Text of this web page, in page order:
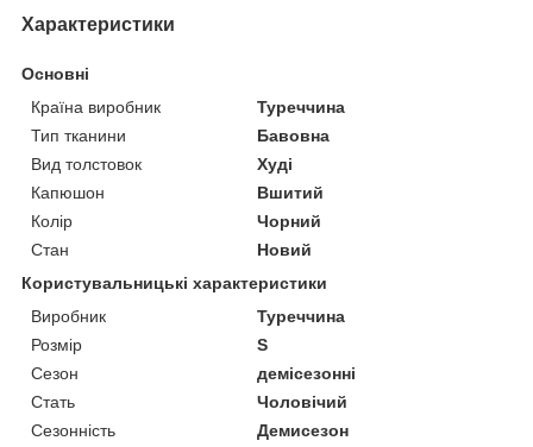
Характеристики
Основні
Країна виробник
Туреччина
Тип тканини
Бавовна
Вид толстовок
Худі
Капюшон
Вшитий
Колір
Чорний
Стан
Новий
Користувальницькі характеристики
Виробник
Туреччина
Розмір
S
Сезон
демісезонні
Стать
Чоловічий
Сезонність
Демисезон